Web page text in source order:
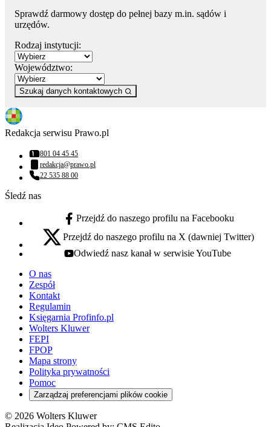
Sprawdź darmowy dostęp do pełnej bazy m.in. sądów i
urzędów.
Rodzaj instytucji:
Województwo:
Szukaj danych kontaktowych
Redakcja serwisu Prawo.pl
Numer telefonu:
801 04 45 45
Adres email:
redakcja@prawo.pl
Numer telefonu:
22 535 88 00
Śledź nas
facebook - otwiera się w nowej karcie
Przejdź do naszego profilu na Facebooku
x - otwiera się w nowej karcie
Przejdź do naszego profilu na X (dawniej Twitter)
youtube - otwiera się w nowej karcie
Odwiedź nasz kanał w serwisie YouTube
O nas
Zespół
Kontakt
Regulamin
Księgarnia Profinfo.pl
Wolters Kluwer
FEPI
FPOP
Mapa strony
Polityka prywatności
Pomoc
Zarządzaj preferencjami plików cookie
© 2026 Wolters Kluwer